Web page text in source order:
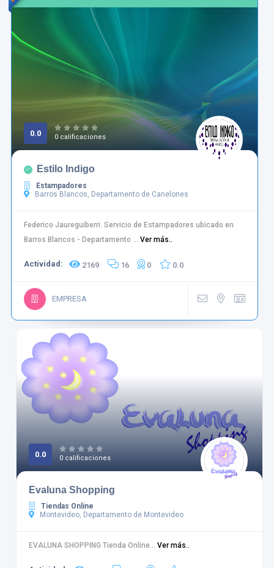
0.0 0 calificaciones
Estilo Indigo
Estampadores
Barros Blancos, Departamento de Canelones
Federico Jaureguiberri. Servicio de Estampadores ubicado en
Barros Blancos - Departamento ... Ver más..
Actividad: 2169 16 0 0.0
EMPRESA
0.0 0 calificaciones
Evaluna Shopping
Tiendas Online
Montevideo, Departamento de Montevideo
EVALUNA SHOPPING Tienda Online... Ver más..